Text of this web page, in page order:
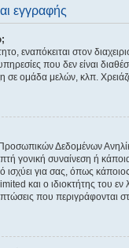
εγγραφής
εναπόκειται στον
που δεν είναι
σε ομάδα μελών, κλπ.
Δεδομένων
γονική συναίνεση ή
ισχύει για σας, όπως
και ο ιδιοκτήτης του
που